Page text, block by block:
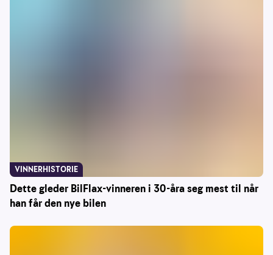
Dette gleder BilFlax-vinneren i 30-åra seg mest til når
han får den nye bilen
VINNERHISTORIE